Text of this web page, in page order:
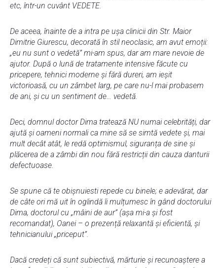
etc, într-un cuvânt VEDETE.
De aceea, înainte de a intra pe ușa clinicii din Str. Maior
Dimitrie Giurescu, decorată în stil neoclasic, am avut emoții:
„eu nu sunt o vedetă” mi-am spus, dar am mare nevoie de
ajutor. După o lună de tratamente intensive făcute cu
pricepere, tehnici moderne și fără dureri, am ieșit
victorioasă, cu un zâmbet larg, pe care nu-l mai probasem
de ani, și cu un sentiment de… vedetă.
Deci, domnul doctor Dima tratează NU numai celebrități, dar
ajută și oameni normali ca mine să se simtă vedete și, mai
mult decât atât, le redă optimismul, siguranța de sine și
plăcerea de a zâmbi din nou fără restricții din cauza danturii
defectuoase.
Se spune că te obișnuiesti repede cu binele; e adevărat, dar
de câte ori mă uit în oglindă îi mulțumesc în gând doctorului
Dima, doctorul cu „mâini de aur” (așa mi-a și fost
recomandat), Oanei – o prezență relaxantă și eficientă, și
tehnicianului „priceput”.
Dacă credeți că sunt subiectivă, mărturie și recunoaștere a